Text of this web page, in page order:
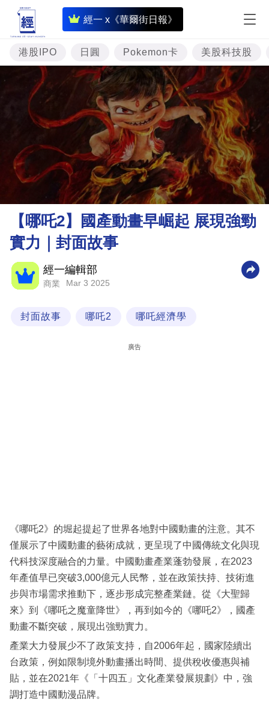
經一 x《華爾街日報》
即
時
財
經
投
理
財
商
業
科
區
港股IPO 日圓 Pokemon卡 美股科技股
【哪吒2】國產動畫早崛起 展現強勁
實力｜封面故事
經一編輯部
商業 Mar 3 2025
封面故事 哪吒2 哪吒經濟學
廣告
《哪吒2》的堀起提起了世界各地對中國動畫的注意。其不
僅展示了中國動畫的藝術成就，更呈現了中國傳統文化與現
代科技深度融合的力量。中國動畫產業蓬勃發展，在2023
年產值早已突破3,000億元人民幣，並在政策扶持、技術進
步與市場需求推動下，逐步形成完整產業鏈。從《大聖歸
來》到《哪吒之魔童降世》，再到如今的《哪吒2》，國產
動畫不斷突破，展現出強勁實力。
產業大力發展少不了政策支持，自2006年起，國家陸續出
台政策，例如限制境外動畫播出時間、提供稅收優惠與補
貼，並在2021年《「十四五」文化產業發展規劃》中，強
調打造中國動漫品牌。